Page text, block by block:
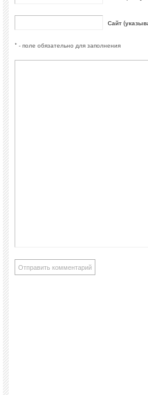
Сайт
* - поле обязательно для заполнения